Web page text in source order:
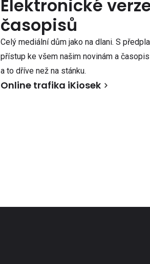
Elektronické
časopisů
Celý mediální dům jako na dlani. S
přístup ke všem našim novinám a
a to dříve než na stánku.
Online trafika iKiosek